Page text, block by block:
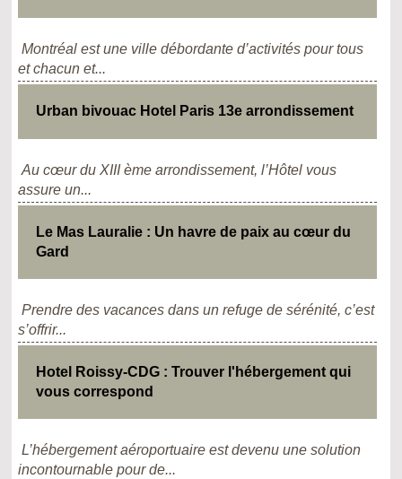
Montréal est une ville débordante d’activités pour tous
et chacun et...
Urban bivouac Hotel Paris 13e arrondissement
Au cœur du XIII ème arrondissement, l’Hôtel vous
assure un...
Le Mas Lauralie : Un havre de paix au cœur du
Gard
Prendre des vacances dans un refuge de sérénité, c’est
s’offrir...
Hotel Roissy-CDG : Trouver l'hébergement qui
vous correspond
L’hébergement aéroportuaire est devenu une solution
incontournable pour de...